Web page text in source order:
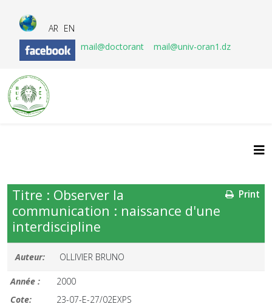
AR EN
mail@doctorant
mail@univ-oran1.dz
Print
Titre : Observer la
communication : naissance d'une
interdiscipline
Auteur: OLLIVIER BRUNO
Année :
2000
Cote:
23-07-E-27/02EXPS